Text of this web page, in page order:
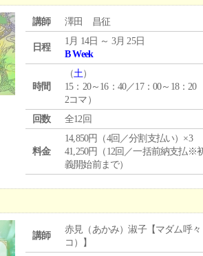
講師 澤田 昌征
日程
1月 14日 ～ 3月 25日
B Week
時間
（土）
15：20～16：40／17：00～18：20
2コマ）
回数
全12回
料金
14,850円（4回／分割支払い）×3
41,250円（12回／一括前納支払※
義開始前まで）
講師
赤見（あかみ）淑子【マダム呼々
コ）】